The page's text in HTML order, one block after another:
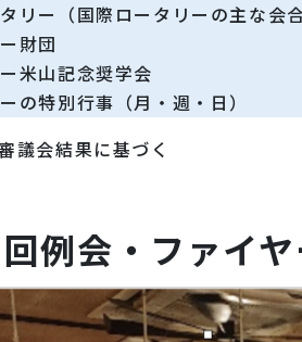
リー（国際ロータリーの主な会合
財団
米山記念奨学会
の特別行事（月・週・日）
議会結果に基づく
回例会・ファイ